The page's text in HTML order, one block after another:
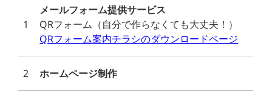
1
メールフォーム提供サービス
QRフォーム（自分で作らなくても大丈夫！）
QRフォーム案内チラシのダウンロードページ
2 ホームページ制作